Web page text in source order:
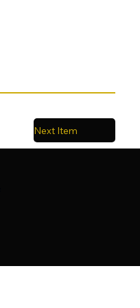
Next Item